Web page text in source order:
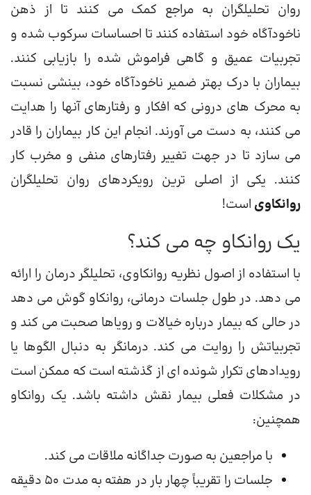
روان تحلیلگران به مراجع کمک می کنند تا از ذهن
ناخودآگاه خود استفاده کنند تا احساسات سرکوب شده و
تجربیات عمیق و گاهی فراموش شده را بازیابی کنند.
بیماران با درک بهتر ضمیر ناخودآگاه خود، بینشی نسبت
به محرک های درونی که افکار و رفتارهای آنها را هدایت
می کنند، به دست می آورند. انجام این کار بیماران را قادر
می سازد تا در جهت تغییر رفتارهای منفی و مخرب کار
کنند. یکی از اصلی ترین رویکردهای روان تحلیلگران
روانکاوی است!
یک روانکاو چه می کند؟
با استفاده از اصول نظریه روانکاوی، تحلیلگر درمان را ارائه
می دهد. در طول جلسات درمانی، روانکاو گوش می دهد
در حالی که بیمار درباره خیالات و رویاها صحبت می کند و
تجربیاتش را روایت می کند. درمانگر به دنبال الگوها یا
رویدادهای تکرار شونده ای از گذشته است که ممکن است
در مشکلات فعلی بیمار نقش داشته باشد. یک روانکاو
همچنین:
با مراجعین به صورت جداگانه ملاقات می کند.
جلسات را تقریباً چهار بار در هفته به مدت 50 دقیقه